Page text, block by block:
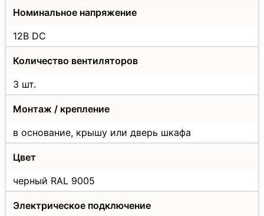
Номинальное напряжение
12В DC
Количество вентиляторов
3 шт.
Монтаж / крепление
в основание, крышу или дверь шкафа
Цвет
черный RAL 9005
Электрическое подключение